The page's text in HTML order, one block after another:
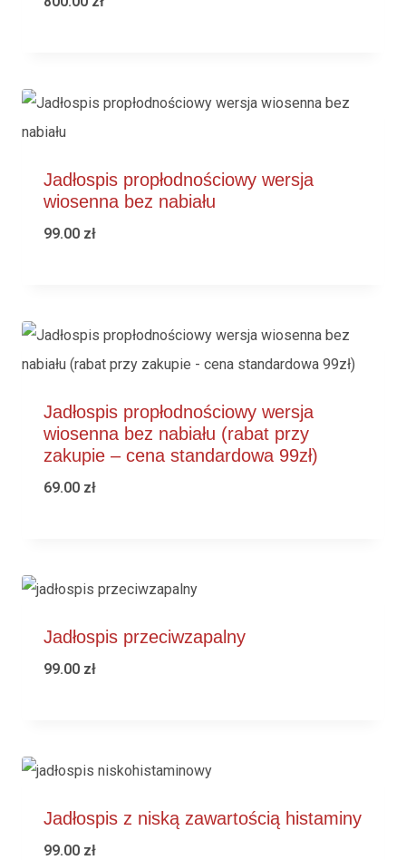
Jadłospis propłodnościowy wersja
wiosenna bez nabiału
99.00 zł
Jadłospis propłodnościowy wersja
wiosenna bez nabiału (rabat przy
zakupie – cena standardowa 99zł)
69.00 zł
Jadłospis przeciwzapalny
99.00 zł
Jadłospis z niską zawartością histaminy
99.00 zł